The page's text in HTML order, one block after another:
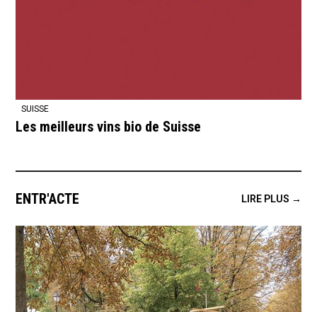
SUISSE
Les meilleurs vins bio de Suisse
ENTR'ACTE LIRE PLUS →